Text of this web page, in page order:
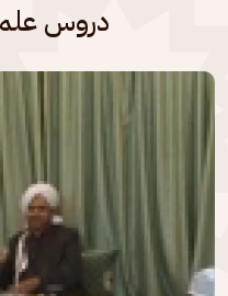
دروس
الصورة